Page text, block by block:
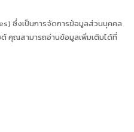
ซึ่งเป็นการจัดการข้อมูลส่วนบุคคล
ต์ คุณสามารถอ่านข้อมูลเพิ่มเติมได้ที่